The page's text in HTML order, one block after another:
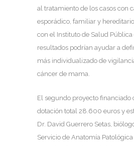
al tratamiento de los casos con
esporádico, familiar y
con el Instituto de Salud Pública
resultados podrían ayudar a
más individualizado de
cáncer de mama.
El segundo proyecto financiado
dotación total 28.600 euros y
Dr. David Guerrero Setas,
Servicio de Anatomía Patológica